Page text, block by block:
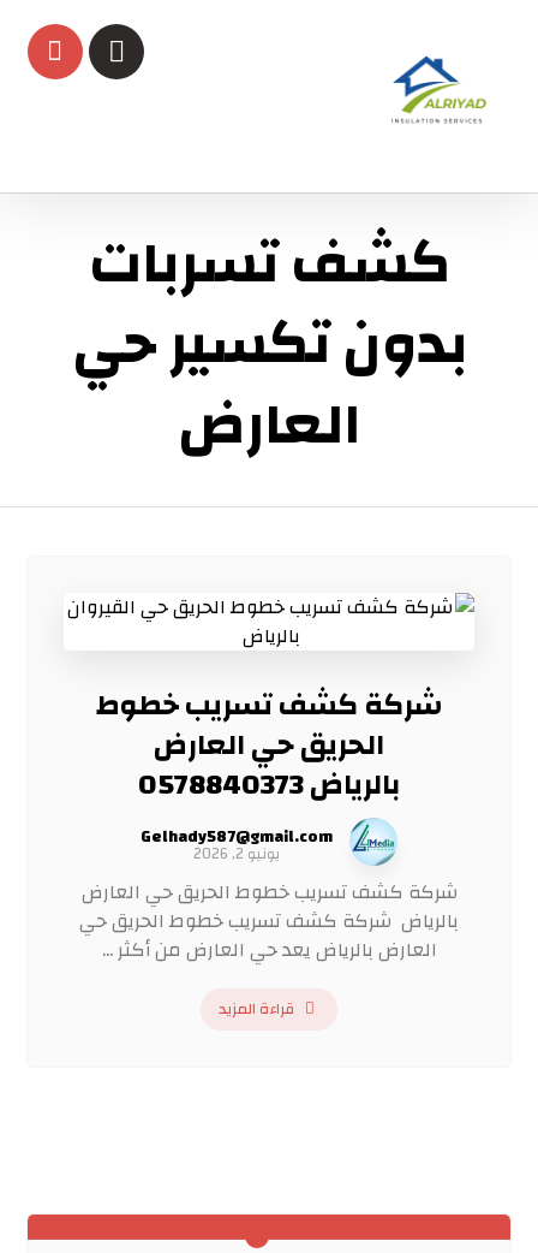
كشف تسربات
بدون تكسير حي
العارض
شركة كشف تسريب خطوط
الحريق حي العارض
بالرياض 0578840373
Gelhady587@gmail.com
يونيو 2, 2026
شركة كشف تسريب خطوط الحريق حي العارض
بالرياض شركة كشف تسريب خطوط الحريق حي
العارض بالرياض يعد حي العارض من أكثر ...
قراءة المزيد